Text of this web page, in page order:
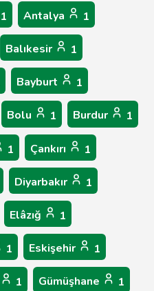
1 Antalya 1
Balıkesir 1
Bayburt 1
Bolu 1 Burdur 1
1 Çankırı 1
Diyarbakır 1
Elâzığ 1
1 Eskişehir 1
1 Gümüşhane 1